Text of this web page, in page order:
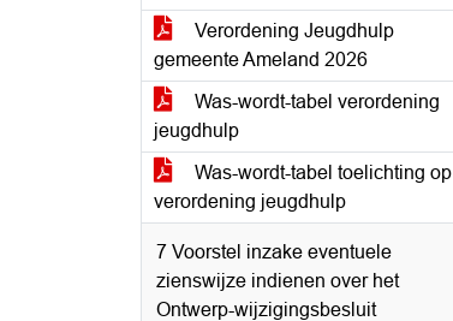
Verordening Jeugdhulp
gemeente Ameland 2026
Was-wordt-tabel verordening
jeugdhulp
Was-wordt-tabel toelichting op
verordening jeugdhulp
7 Voorstel inzake eventuele
zienswijze indienen over het
Ontwerp-wijzigingsbesluit